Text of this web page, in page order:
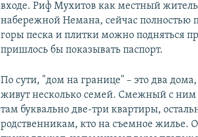
входе. Риф Мухитов как местный
набережной Немана, сейчас полностью
горы песка и плитки можно подняться
пришлось бы показывать паспорт.
По сути, "дом на границе" – это два
живут несколько семей. Смежный с ним
там буквально две-три квартиры,
родственникам, кто на съемное жилье.